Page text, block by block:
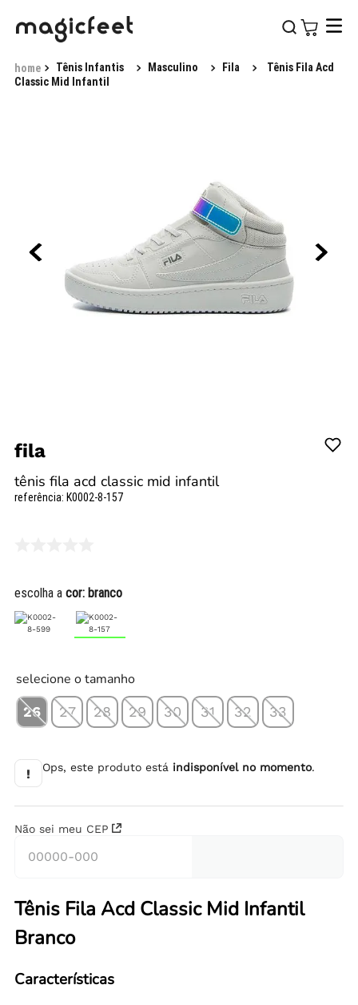
Tênis Infantis Masculino Fila
Tênis Fila Acd
Classic Mid Infantil
fila
tênis fila acd classic mid infantil
referência: K0002-8-157
escolha a cor: branco
selecione o tamanho
26 27 28 29 30 31 32 33
! Ops, este produto está indisponível no momento.
Não sei meu CEP
Tênis Fila Acd Classic Mid Infantil
Branco
Características